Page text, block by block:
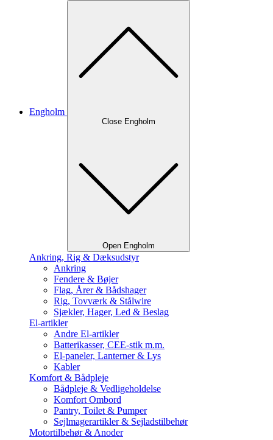
Engholm
Close Engholm
Open Engholm
Ankring, Rig & Dæksudstyr
Ankring
Fendere & Bøjer
Flag, Årer & Bådshager
Rig, Tovværk & Stålwire
Sjækler, Hager, Led & Beslag
El-artikler
Andre El-artikler
Batterikasser, CEE-stik m.m.
El-paneler, Lanterner & Lys
Kabler
Komfort & Bådpleje
Bådpleje & Vedligeholdelse
Komfort Ombord
Pantry, Toilet & Pumper
Sejlmagerartikler & Sejladstilbehør
Motortilbehør & Anoder